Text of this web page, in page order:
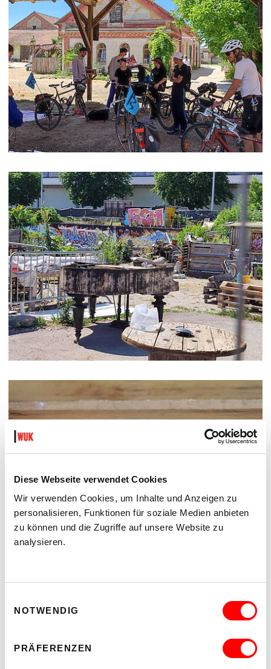
Diese Webseite verwendet Cookies
Wir verwenden Cookies, um Inhalte und Anzeigen zu
personalisieren, Funktionen für soziale Medien anbieten
zu können und die Zugriffe auf unsere Website zu
analysieren.
NOTWENDIG
PRÄFERENZEN